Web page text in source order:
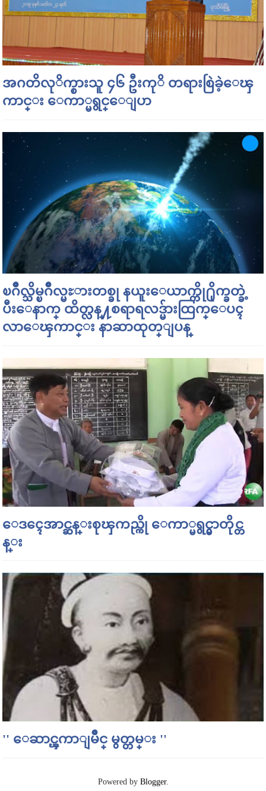
အဂတိလုိက္စားသူ ၄၆ ဦးကုိ တရားစြဲခဲ့ေၾ
ကာင္း ေကာ္မရွင္ေျပာ
ၿဂိဳလ္သိမ္ၿဂိဳလ္မႊားတစ္ခု နယူးေယာက္ကို႐ိုက္ခတ္ခဲ့
ပီးေနာက္ ထိတ္လန္႔စရာရလဒ္မ်ားထြက္ေပၚ
လာေၾကာင္း နာဆာထုတ္ျပန္
ေဒၚေအာင္ဆန္းစုၾကည္ကို ေကာ္မရွင္မွာတိုင္တ
န္း
'' ေဆာင္ၾကာျမိဳင္ မွတ္တမ္း ''
Powered by Blogger.